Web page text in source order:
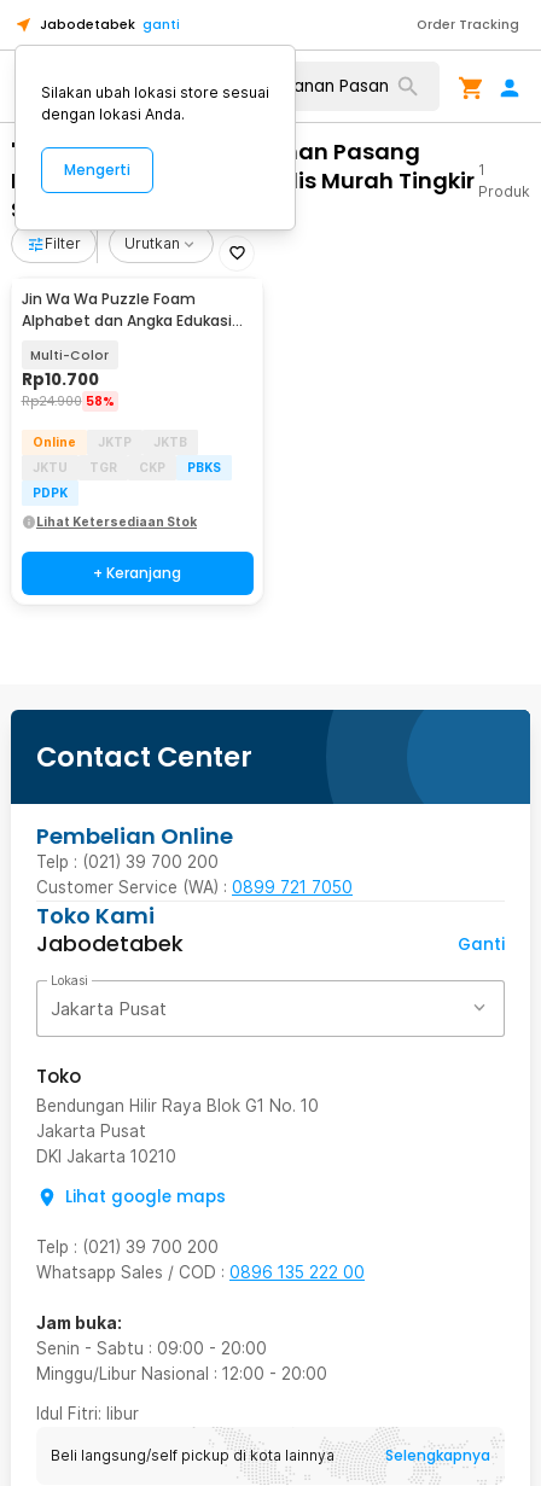
Jabodetabek ganti Order Tracking
"WA 0812 2782 5310 Layanan Pasang
Pintu Kaca Geser Minimalis Murah Tingkir
Salatiga"
1
Produk
Filter Urutkan
Jin Wa Wa Puzzle Foam
Alphabet dan Angka Edukasi
Multi-Color
Rp10.700
Rp24.900 58%
Online JKTP
JKTB
JKTU
TGR CKP
PBKS
PDPK
Lihat Ketersediaan Stok
+ Keranjang
Contact Center
Pembelian Online
Telp : (021) 39 700 200
Customer Service (WA) : 0899 721 7050
Toko Kami
Jabodetabek
Ganti
Lokasi
Jakarta Pusat
Toko
Bendungan Hilir Raya Blok G1 No. 10
Jakarta Pusat
DKI Jakarta 10210
Lihat google maps
Telp : (021) 39 700 200
Whatsapp Sales / COD : 0896 135 222 00
Jam buka:
Senin - Sabtu : 09:00 - 20:00
Minggu/Libur Nasional : 12:00 - 20:00
Idul Fitri: libur
Beli langsung/self pickup di kota lainnya Selengkapnya
Silakan ubah lokasi store sesuai
dengan lokasi Anda.
Mengerti